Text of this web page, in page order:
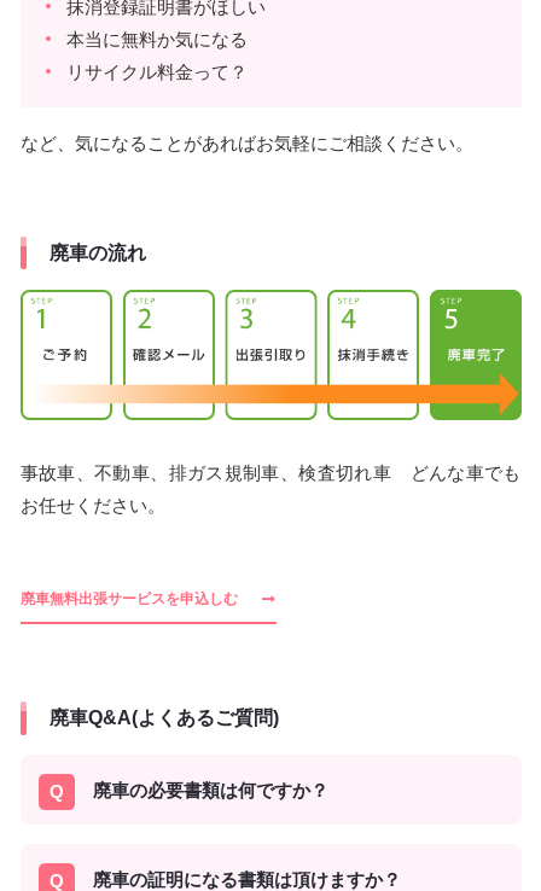
抹消登録証明書がほしい
本当に無料か気になる
リサイクル料金って？
など、気になることがあればお気軽にご相談ください。
廃車の流れ
事故車、不動車、排ガス規制車、検査切れ車 どんな車でも
お任せください。
廃車無料出張サービスを申込しむ
廃車Q&A(よくあるご質問)
廃車の必要書類は何ですか？
廃車の証明になる書類は頂けますか？